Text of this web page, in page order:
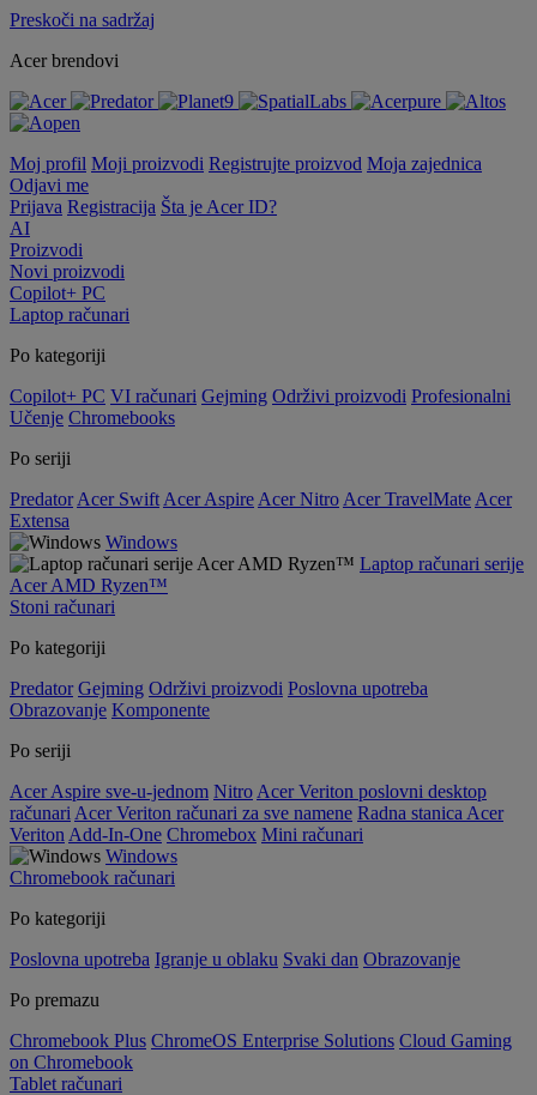
Preskoči na sadržaj
Acer brendovi
Moj profil Moji proizvodi Registrujte proizvod Moja zajednica
Odjavi me
Prijava Registracija Šta je Acer ID?
AI
Proizvodi
Novi proizvodi
Copilot+ PC
Laptop računari
Po kategoriji
Copilot+ PC VI računari Gejming Održivi proizvodi Profesionalni
Učenje Chromebooks
Po seriji
Predator Acer Swift Acer Aspire Acer Nitro Acer TravelMate Acer
Extensa
Windows
Laptop računari serije
Acer AMD Ryzen™
Stoni računari
Po kategoriji
Predator Gejming Održivi proizvodi Poslovna upotreba
Obrazovanje Komponente
Po seriji
Acer Aspire sve-u-jednom Nitro Acer Veriton poslovni desktop
računari Acer Veriton računari za sve namene Radna stanica Acer
Veriton Add-In-One Chromebox Mini računari
Windows
Chromebook računari
Po kategoriji
Poslovna upotreba Igranje u oblaku Svaki dan Obrazovanje
Po premazu
Chromebook Plus ChromeOS Enterprise Solutions Cloud Gaming
on Chromebook
Tablet računari